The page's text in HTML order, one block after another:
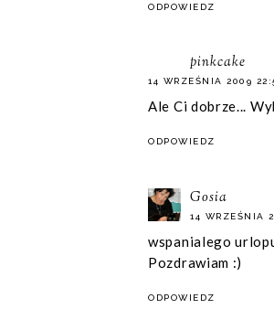
ODPOWIEDZ
pinkcake
14 WRZEŚNIA 2009
Ale Ci dobrze...
ODPOWIEDZ
Gosia
14 WRZEŚNIA
wspanialego
Pozdrawiam :)
ODPOWIEDZ